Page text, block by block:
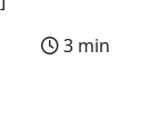
3 min